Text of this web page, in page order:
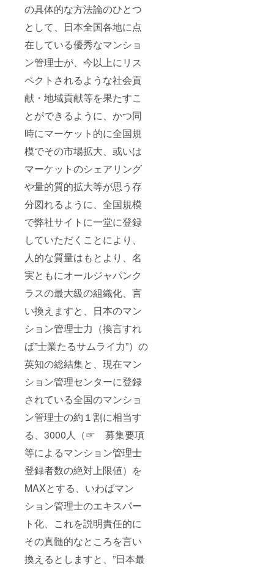
の具体的な方法論のひとつ
として、日本全国各地に点
在している優秀なマンショ
ン管理士が、今以上にリス
ペクトされるような社会貢
献・地域貢献等を果たすこ
とができるように、かつ同
時にマーケット的に全国規
模でその市場拡大、或いは
マーケットのシェアリング
や量的質的拡大等が思う存
分図れるように、全国規模
で弊社サイトに一堂に登録
していただくことにより、
人的な質量はもとより、名
実ともにオールジャパンク
ラスの最大級の組織化、言
い換えますと、日本のマン
ション管理士力（換言すれ
ば”士業たるサムライ力”）の
英知の総結集と、現在マン
ション管理センターに登録
されている全国のマンショ
ン管理士の約１割に相当す
る、3000人（☞ 募集要項
等によるマンション管理士
登録者数の絶対上限値）を
MAXとする、いわばマン
ション管理士のエキスパー
ト化、これを説明責任的に
その真髄的なところを言い
換えるとしますと、”日本最